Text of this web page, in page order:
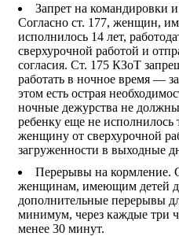
Запрет на командировки
Согласно ст. 177, женщин,
исполнилось 14 лет,
сверхурочной работой и
согласия. Ст. 175 КЗоТ
работать в ночное время —
этом есть острая
ночные дежурства не
ребенку еще не исполнилось
женщину от сверхурочной
загруженности в выходные
Перерывы на кормление.
женщинам, имеющим детей
дополнительные перерывы
минимум, через каждые три
менее 30 минут.